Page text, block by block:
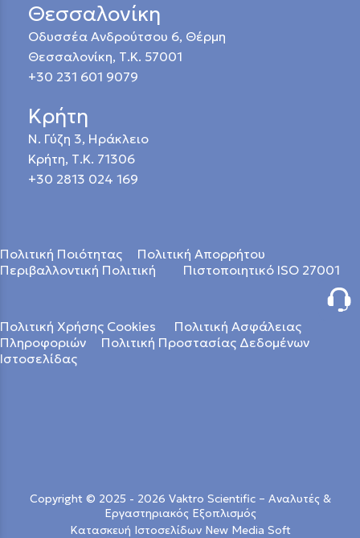
Θεσσαλονίκη
Οδυσσέα Ανδρούτσου 6, Θέρμη
Θεσσαλονίκη, Τ.Κ. 57001
+30 231 601 9079
Κρήτη
Ν. Γύζη 3, Ηράκλειο
Κρήτη, Τ.Κ. 71306
+30 2813 024 169
Πολιτική Ποιότητας
Πολιτική Απορρήτου
Περιβαλλοντική Πολιτική
Πιστοποιητικό ISO 27001
Πολιτική Χρήσης Cookies
Πολιτική Ασφάλειας
Πληροφοριών
Πολιτική Προστασίας Δεδομένων
Ιστοσελίδας
Copyright © 2025 - 2026 Vaktro Scientific – Αναλυτές &
Εργαστηριακός Εξοπλισμός
Κατασκευή Ιστοσελίδων New Media Soft